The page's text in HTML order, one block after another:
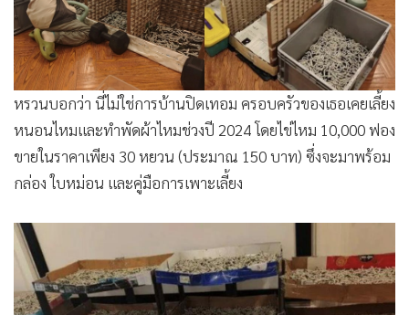
• เกม
• วิทยาศาสตร์
• SMEs
• หุ้น
• อินโดจีน
• กองทุนรวม
• Celeb Online
• ญี่ปุ่น
News1
• Gotomanager
หรวนบอกว่า นี่ไม่ใช่การบ้านปิดเทอม ครอบครัวของเธอเคยเลี้ยง
หนอนไหมและทำพัดผ้าไหมช่วงปี 2024 โดยไข่ไหม 10,000 ฟอง
ขายในราคาเพียง 30 หยวน (ประมาณ 150 บาท) ซึ่งจะมาพร้อม
กล่อง ใบหม่อน และคู่มือการเพาะเลี้ยง